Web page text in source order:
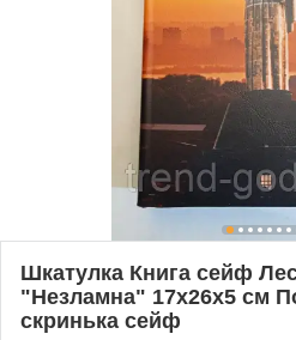
Шкатулка Книга сейф
"Незламна" 17х26х5 см
скринька сейф